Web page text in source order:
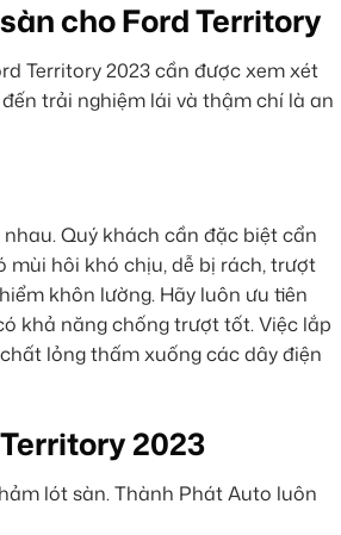
cho Ford Territory
Territory 2023 cần được xem xét
trải nghiệm lái và thậm chí là an
Quý khách cần đặc biệt cẩn
mùi hôi khó chịu, dễ bị rách, trượt
khôn lường. Hãy luôn ưu tiên
khả năng chống trượt tốt. Việc lắp
lỏng thấm xuống các dây điện
2023
lót sàn. Thành Phát Auto luôn